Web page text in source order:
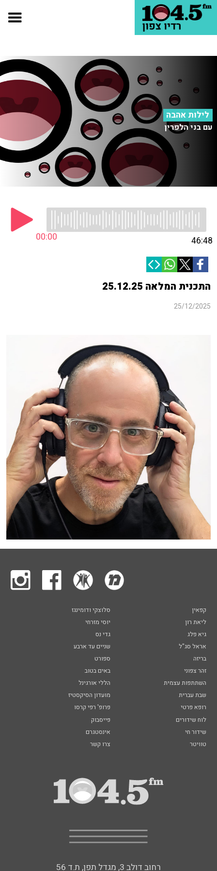
לילות אהבה
עם בני הלפרין
00:00 46:48
התכנית המלאה 25.12.25
25/12/2025
קפאין
סלוצקי ודומינגז
ליאת רון
יוסי מזרחי
גיא פלג
גדי נס
אראל סג"ל
שניים עד ארבע
בריזה
ספורט
זהר צפוני
באים בטוב
השתתפות עצמית
הללי אורגינל
שבת עברית
מועדון הסיקסטיז
רופא פרטי
פרופ' רפי קרסו
לוח שידורים
פייסבוק
שידור חי
אינסטגרם
טוויטר
צרו קשר
רחוב דולב 3, מגדל תפן, ת.ד 56